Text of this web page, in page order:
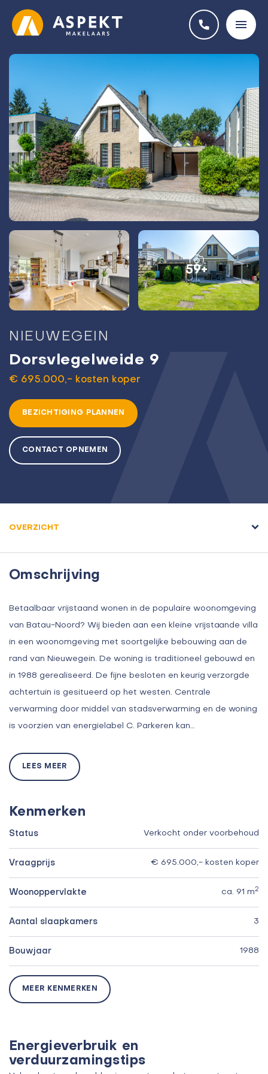
59+
NIEUWEGEIN
Dorsvlegelweide 9
€ 695.000,- kosten koper
BEZICHTIGING PLANNEN
CONTACT OPNEMEN
OVERZICHT
Omschrijving
Betaalbaar vrijstaand wonen in de populaire woonomgeving
van Batau-Noord? Wij bieden aan een kleine vrijstaande villa
in een woonomgeving met soortgelijke bebouwing aan de
rand van Nieuwegein. De woning is traditioneel gebouwd en
in 1988 gerealiseerd. De fijne besloten en keurig verzorgde
achtertuin is gesitueerd op het westen. Centrale
verwarming door middel van stadsverwarming en de woning
is voorzien van energielabel C. Parkeren kan…
LEES MEER
Kenmerken
Status Verkocht onder voorbehoud
Vraagprijs € 695.000,- kosten koper
Woonoppervlakte ca. 91 m2
Aantal slaapkamers 3
Bouwjaar 1988
MEER KENMERKEN
Energieverbruik en
verduurzamingstips